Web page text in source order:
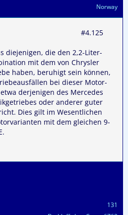
Norway
#4.125
diejenigen, die den 2,2-Liter-
mit dem von Chrysler
haben, beruhigt sein können,
bei dieser Motor-
derjenigen des Mercedes
oder anderer guter
Dies gilt im Wesentlichen
mit dem gleichen 9-
131